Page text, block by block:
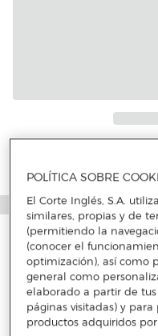
POLÍTICA SOBRE
El Corte Inglés, S.A.
similares, propias y de
(permitiendo la
(conocer el
optimización), así como
general como
elaborado a partir de
páginas visitadas) y
productos adquiridos por